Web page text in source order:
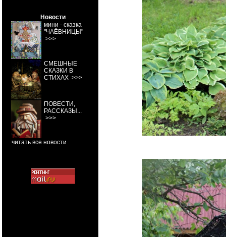
Новости
мини - сказка
"ЧАЁВНИЦЫ"
>>>
СМЕШНЫЕ
СКАЗКИ В
СТИХАХ >>>
ПОВЕСТИ,
РАССКАЗЫ...
>>>
читать все новости